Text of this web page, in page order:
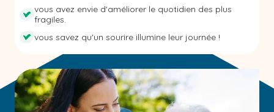
vous avez envie d'améliorer le quotidien des plus
fragiles.
vous savez qu'un sourire illumine leur journée !